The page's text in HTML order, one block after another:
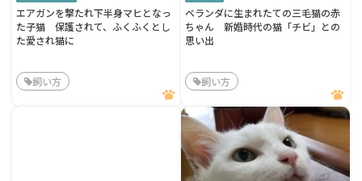
エアガンを撃たれ下半身マヒとなっ
た子猫 保護されて、ふくふくとし
た愛され猫に
飼い方
ベランダに生まれたての三毛猫の赤
ちゃん 新婚時代の猫「チビ」との
思い出
飼い方